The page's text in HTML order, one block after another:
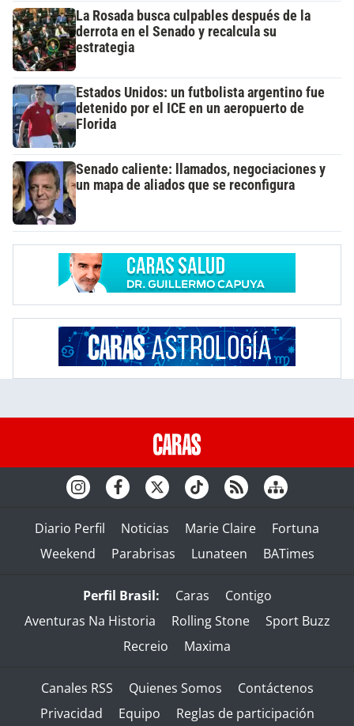
La Rosada busca culpables después de la
derrota en el Senado y recalcula su
estrategia
Estados Unidos: un futbolista argentino fue
detenido por el ICE en un aeropuerto de
Florida
Senado caliente: llamados, negociaciones y
un mapa de aliados que se reconfigura
Diario Perfil Noticias Marie Claire
Fortuna
Weekend
Parabrisas Lunateen BATimes
Perfil Brasil: Caras
Contigo
Aventuras Na Historia
Rolling Stone
Sport Buzz
Recreio
Maxima
Canales RSS Quienes Somos
Contáctenos
Privacidad
Equipo Reglas de participación